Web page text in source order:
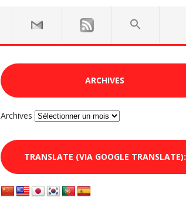
ARCHIVES
Archives
TRANSLATE (VIA GOOGLE TRANSLATE):